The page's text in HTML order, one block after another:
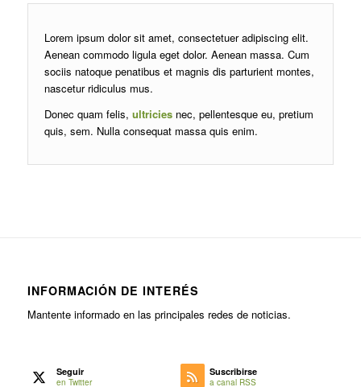
Lorem ipsum dolor sit amet, consectetuer adipiscing elit.
Aenean commodo ligula eget dolor. Aenean massa. Cum
sociis natoque penatibus et magnis dis parturient montes,
nascetur ridiculus mus.
Donec quam felis, ultriciesnec, pellentesque eu, pretium
quis, sem. Nulla consequat massa quis enim.
INFORMACIÓN DE INTERÉS
Mantente informado en las principales redes de noticias.
Seguir
en Twitter
Suscribirse
a canal RSS